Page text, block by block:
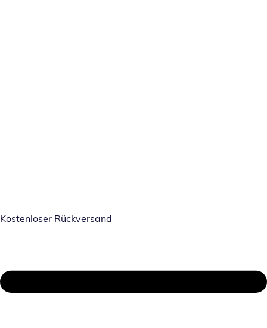
Kostenloser Rückversand